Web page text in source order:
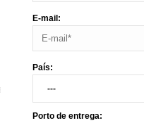
E-mail:
País:
Porto de entrega: